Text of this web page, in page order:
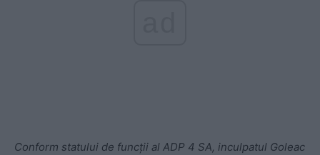
Conform statului de funcții al ADP 4 SA, inculpatul Goleac